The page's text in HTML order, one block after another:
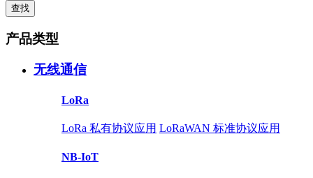
查找
产品类型
无线通信
LoRa
LoRa 私有协议应用 LoRaWAN 标准协议应用
NB-IoT